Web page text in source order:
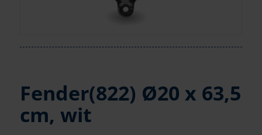
Fender(822) Ø20 x 63,5
cm, wit